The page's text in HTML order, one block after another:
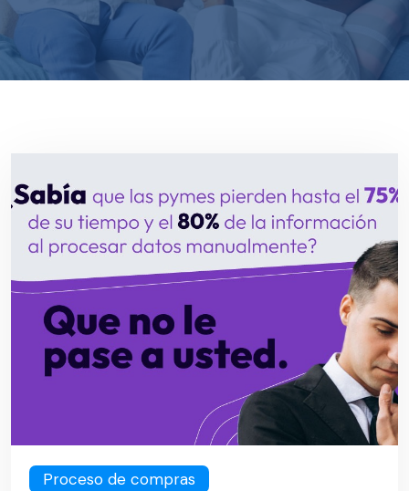
Proceso de compras